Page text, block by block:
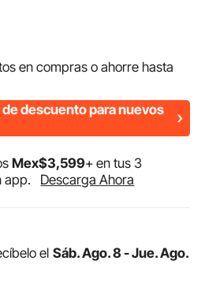
en compras o ahorre hasta
de descuento para nuevos
Mex$3,599+ en tus 3
app.
Descarga Ahora
el Sáb. Ago. 8 - Jue. Ago.